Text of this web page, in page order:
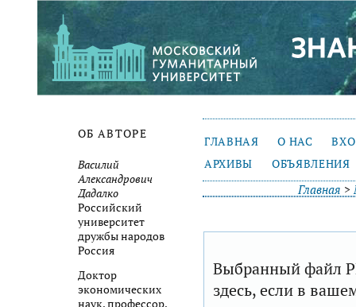
ОБ АВТОРЕ
Василий
Александрович
Дадалко
Российский
университет
дружбы народов
Россия
Доктор
экономических
наук, профессор,
ГЛАВНАЯ О НАС
АРХИВЫ
ОБЪЯВЛЕНИЯ
Главная >
Выбранный файл
здесь, если в